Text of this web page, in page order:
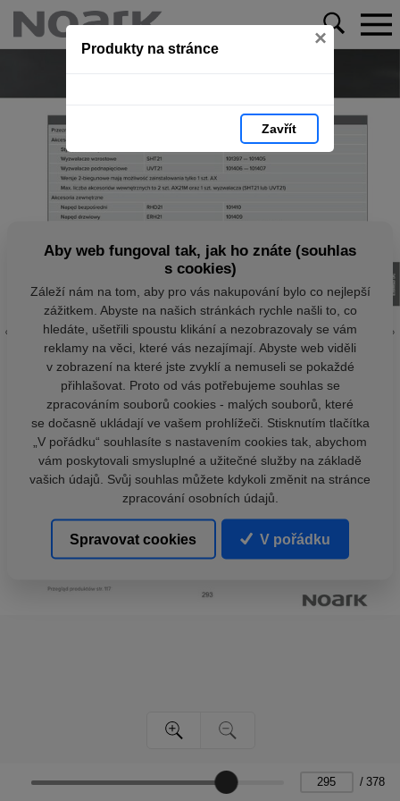
Produkty na stránce ×
Zavřít
/ 378
Aby web fungoval tak, jak ho znáte (souhlas
s cookies)
Záleží nám na tom, aby pro vás nakupování bylo co nejlepší
zážitkem. Abyste na našich stránkách rychle našli to, co
hledáte, ušetřili spoustu klikání a nezobrazovaly se vám
reklamy na věci, které vás nezajímají. Abyste web viděli
v zobrazení na které jste zvyklí a nemuseli se pokaždé
přihlašovat. Proto od vás potřebujeme souhlas se
zpracováním souborů cookies - malých souborů, které
se dočasně ukládají ve vašem prohlížeči. Stisknutím tlačítka
„V pořádku“ souhlasíte s nastavením cookies tak, abychom
vám poskytovali smysluplné a užitečné služby na základě
vašich údajů. Svůj souhlas můžete kdykoli změnit na stránce
zpracování osobních údajů.
Spravovat cookies V pořádku